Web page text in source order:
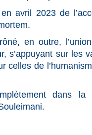
avril 2023 de
en outre,
s’appuyant sur les
celles de
dans la